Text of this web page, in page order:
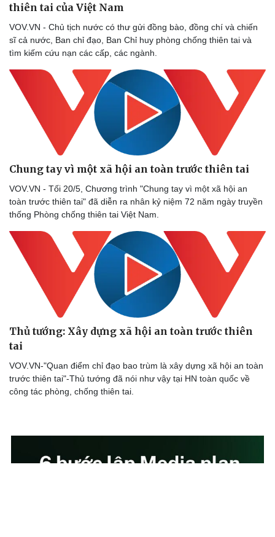
Sức khỏe
Dinh dưỡng - món ngon
Cây thuốc
Sản phụ khoa
Nhi khoa
Nam khoa
Làm đẹp - giảm cân
Phòng mạch online
Ăn sạch sống khỏe
Đời sống
Nhà đẹp
Tình yêu - Gia đình
thiên tai của Việt Nam
VOV.VN - Chủ tịch nước có thư gửi đồng bào, đồng chí và chiến
sĩ cả nước, Ban chỉ đạo, Ban Chỉ huy phòng chống thiên tai và
tìm kiếm cứu nạn các cấp, các ngành.
Chung tay vì một xã hội an toàn trước thiên tai
VOV.VN - Tối 20/5, Chương trình "Chung tay vì một xã hội an
toàn trước thiên tai" đã diễn ra nhân kỷ niệm 72 năm ngày truyền
thống Phòng chống thiên tai Việt Nam.
Thủ tướng: Xây dựng xã hội an toàn trước thiên
tai
VOV.VN-"Quan điểm chỉ đạo bao trùm là xây dựng xã hội an toàn
trước thiên tai"-Thủ tướng đã nói như vậy tại HN toàn quốc về
công tác phòng, chống thiên tai.